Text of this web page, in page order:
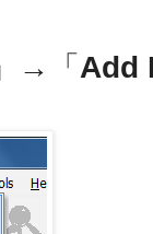
」→「 Add